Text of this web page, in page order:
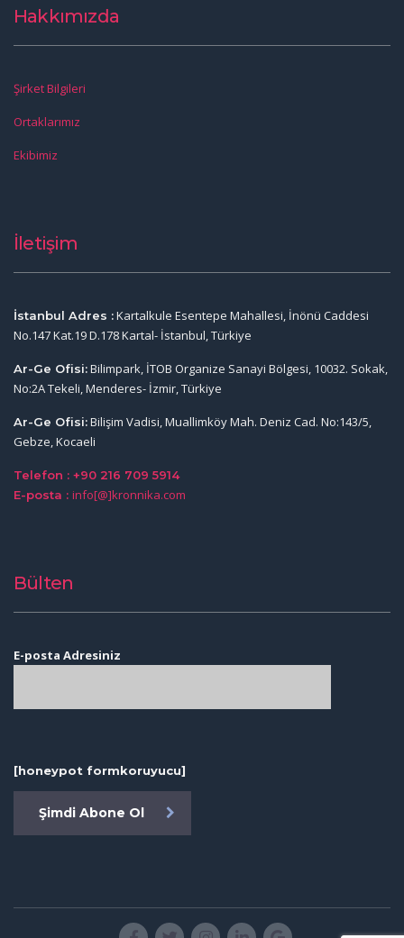
Hakkımızda
Şirket Bilgileri
Ortaklarımız
Ekibimiz
İletişim
İstanbul Adres :Kartalkule Esentepe Mahallesi, İnönü Caddesi
No.147 Kat.19 D.178 Kartal- İstanbul, Türkiye
Ar-Ge Ofisi:Bilimpark, İTOB Organize Sanayi Bölgesi, 10032. Sokak,
No:2A Tekeli, Menderes- İzmir, Türkiye
Ar-Ge Ofisi:Bilişim Vadisi, Muallimköy Mah. Deniz Cad. No:143/5,
Gebze, Kocaeli
Telefon : +90 216 709 5914
E-posta : info[@]kronnika.com
Bülten
E-posta Adresiniz
[honeypot formkoruyucu]
Şimdi Abone Ol